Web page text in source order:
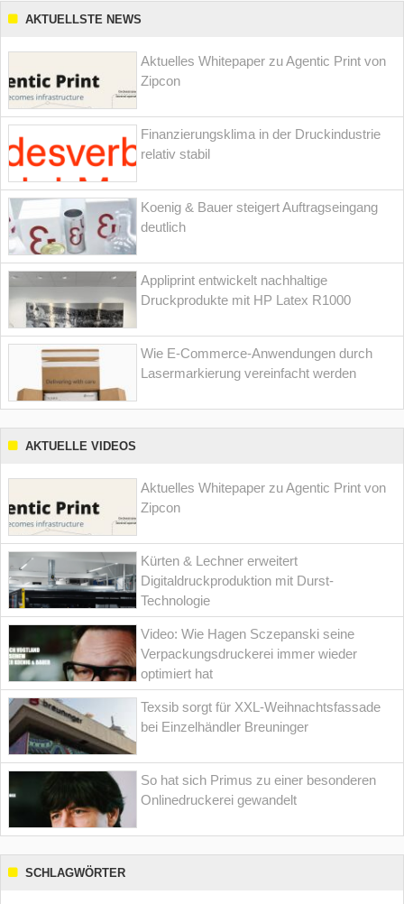
AKTUELLSTE NEWS
Aktuelles Whitepaper zu Agentic Print von
Zipcon
Finanzierungsklima in der Druckindustrie
relativ stabil
Koenig & Bauer steigert Auftragseingang
deutlich
Appliprint entwickelt nachhaltige
Druckprodukte mit HP Latex R1000
Wie E-Commerce-Anwendungen durch
Lasermarkierung vereinfacht werden
AKTUELLE VIDEOS
Aktuelles Whitepaper zu Agentic Print von
Zipcon
Kürten & Lechner erweitert
Digitaldruckproduktion mit Durst-
Technologie
Video: Wie Hagen Sczepanski seine
Verpackungsdruckerei immer wieder
optimiert hat
Texsib sorgt für XXL-Weihnachtsfassade
bei Einzelhändler Breuninger
So hat sich Primus zu einer besonderen
Onlinedruckerei gewandelt
SCHLAGWÖRTER